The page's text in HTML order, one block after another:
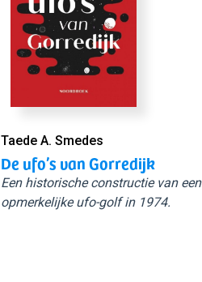
Taede A. Smedes
De ufo’s van Gorredijk
Een historische constructie van een
opmerkelijke ufo-golf in 1974.